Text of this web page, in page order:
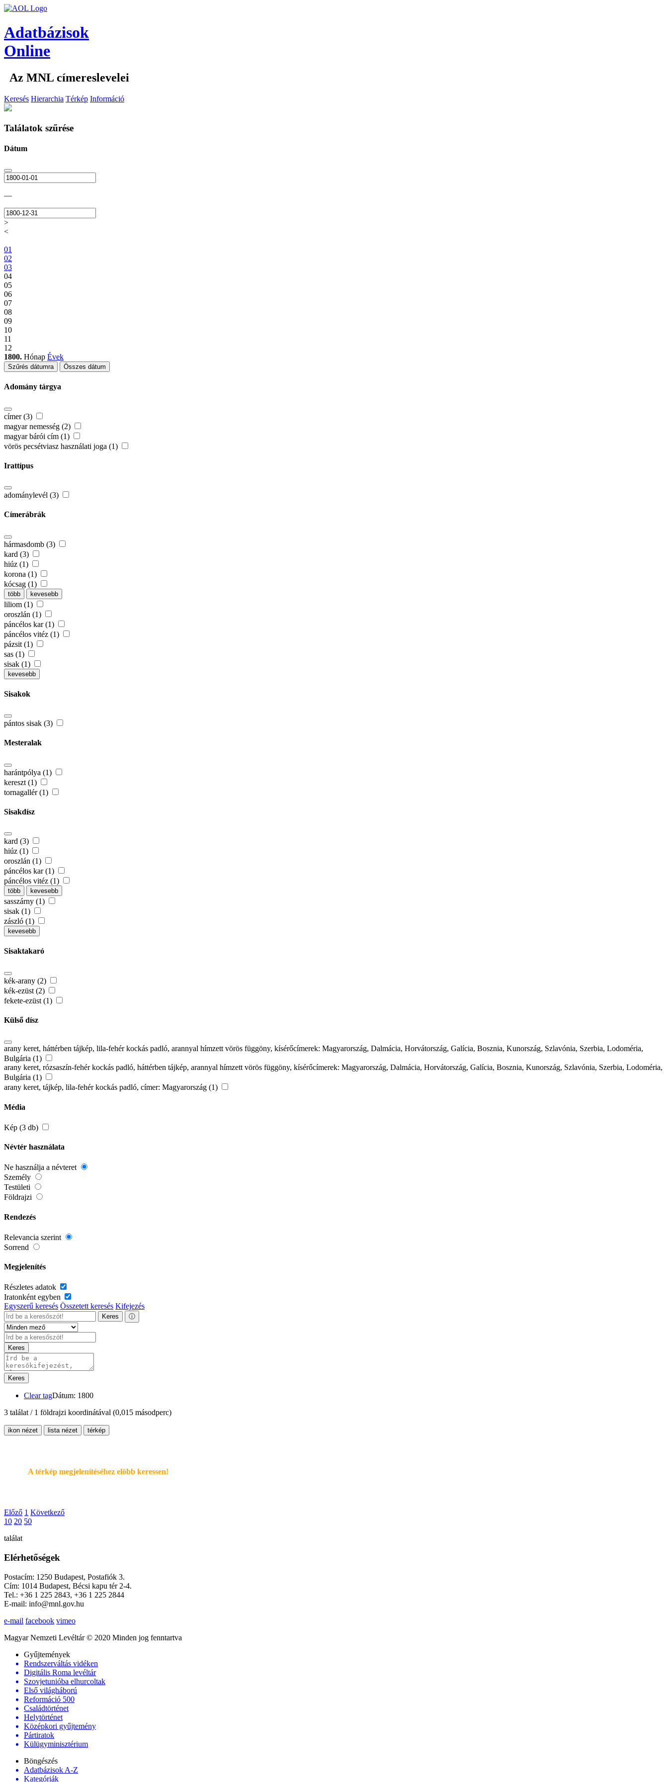
Adatbázisok
Online
Az MNL címereslevelei
Keresés Hierarchia Térkép Információ
Találatok szűrése
Dátum
—
>
<
01
02
03
04
05
06
07
08
09
10
11
12
1800. Hónap Évek
Szűrés dátumra Összes dátum
Adomány tárgya
címer (3)
magyar nemesség (2)
magyar bárói cím (1)
vörös pecsétviasz használati joga (1)
Irattípus
adománylevél (3)
Címerábrák
hármasdomb (3)
kard (3)
hiúz (1)
korona (1)
kócsag (1)
több kevesebb
liliom (1)
oroszlán (1)
páncélos kar (1)
páncélos vitéz (1)
pázsit (1)
sas (1)
sisak (1)
kevesebb
Sisakok
pántos sisak (3)
Mesteralak
harántpólya (1)
kereszt (1)
tornagallér (1)
Sisakdísz
kard (3)
hiúz (1)
oroszlán (1)
páncélos kar (1)
páncélos vitéz (1)
több kevesebb
sasszárny (1)
sisak (1)
zászló (1)
kevesebb
Sisaktakaró
kék-arany (2)
kék-ezüst (2)
fekete-ezüst (1)
Külső dísz
arany keret, háttérben tájkép, lila-fehér kockás padló, arannyal hímzett vörös függöny, kísérőcímerek: Magyarország, Dalmácia, Horvátország, Galícia, Bosznia, Kunország, Szlavónia, Szerbia, Lodoméria,
Bulgária (1)
arany keret, rózsaszín-fehér kockás padló, háttérben tájkép, arannyal hímzett vörös függöny, kísérőcímerek: Magyarország, Dalmácia, Horvátország, Galícia, Bosznia, Kunország, Szlavónia, Szerbia, Lodoméria,
Bulgária (1)
arany keret, tájkép, lila-fehér kockás padló, címer: Magyarország (1)
Média
Kép (3 db)
Névtér használata
Ne használja a névteret
Személy
Testületi
Földrajzi
Rendezés
Relevancia szerint
Sorrend
Megjelenítés
Részletes adatok
Iratonként egyben
Egyszerű keresés Összetett keresés Kifejezés
Keres ⓘ
Keres
Keres
Clear tagDátum: 1800
3 találat / 1 földrajzi koordinátával (0,015 másodperc)
ikon nézet lista nézet térkép
A térkép megjelenítéséhez elöbb keressen!
Előző 1 Következő
10 20 50
találat
Elérhetőségek
Postacím: 1250 Budapest, Postafiók 3.
Cím: 1014 Budapest, Bécsi kapu tér 2-4.
Tel.: +36 1 225 2843, +36 1 225 2844
E-mail: info@mnl.gov.hu
e-mail facebook vimeo
Magyar Nemzeti Levéltár © 2020 Minden jog fenntartva
Gyűjtemények
Rendszerváltás vidéken
Digitális Roma levéltár
Szovjetunióba elhurcoltak
Első világháború
Reformáció 500
Családtörténet
Helytörténet
Középkori gyűjtemény
Pártiratok
Külügyminisztérium
Böngészés
Adatbázisok A-Z
Kategóriák